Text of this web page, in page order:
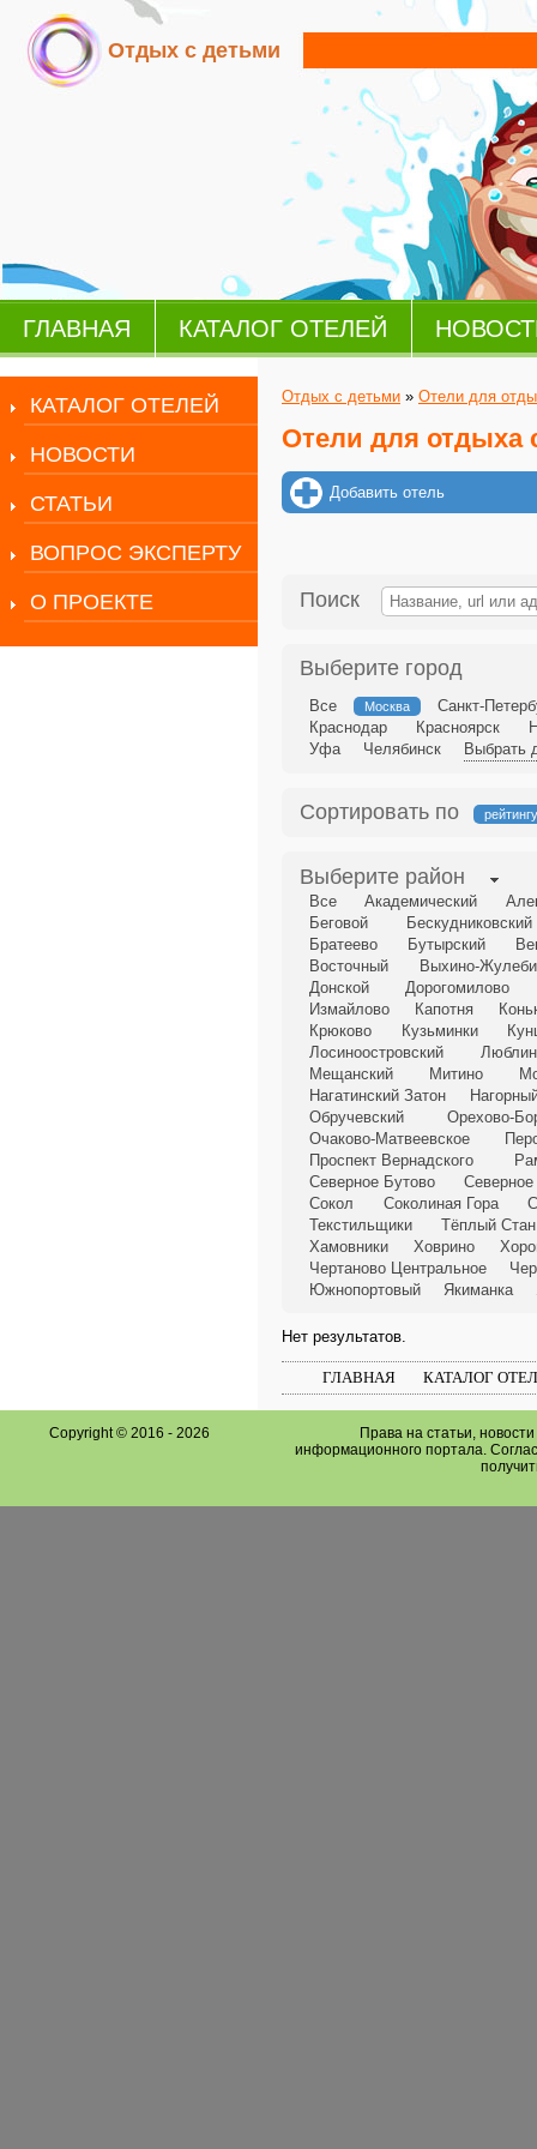
Отдых с детьми
ГЛАВНАЯ КАТАЛОГ ОТЕЛЕЙ
КАТАЛОГ ОТЕЛЕЙ
НОВОСТИ
СТАТЬИ
ВОПРОС ЭКСПЕРТУ
О ПРОЕКТЕ
Отдых с детьми » Отели для
Отели для отдыха
Добавить отель
Поиск
Выберите город
Все Москва
Санкт-
Краснодар
Красноярск
Уфа
Челябинск Выбрать
Сортировать по рейтингу
Выберите район
Все Академический
Беговой
Бескудниковский
Братеево
Бутырский
Восточный
Выхино-
Донской
Дорогомилово
Измайлово
Капотня
Крюково
Кузьминки
Лосиноостровский
Мещанский
Митино
Нагатинский Затон
Обручевский
Орехово-
Очаково-Матвеевское
Проспект Вернадского
Северное Бутово
Сокол
Соколиная Гора
Текстильщики
Тёплый Стан
Хамовники
Ховрино
Чертаново Центральное
Южнопортовый
Якиманка
Нет результатов.
ГЛАВНАЯ КАТАЛОГ
Copyright © 2016 - 2026
Права на статьи,
информационного портала.